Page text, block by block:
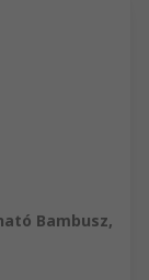
Bambusz,